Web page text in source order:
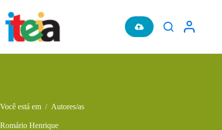
para
conteúdo
Você está em / Autores/as
Romário Henrique